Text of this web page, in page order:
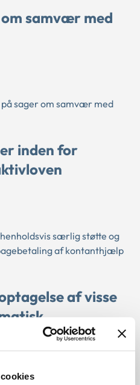
samvær med
sager om samvær med
inden for
særlig støtte og
af kontanthjælp
af visse
(PTSD)